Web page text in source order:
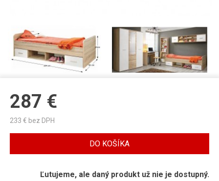
287 €
233 € bez DPH
DO KOŠÍKA
Ľutujeme, ale daný produkt už nie je dostupný.